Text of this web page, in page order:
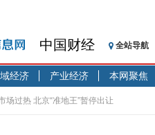
中国财经 全站导航
经济 产业经济 本网聚焦
场过热 北京“准地王”暂停出让